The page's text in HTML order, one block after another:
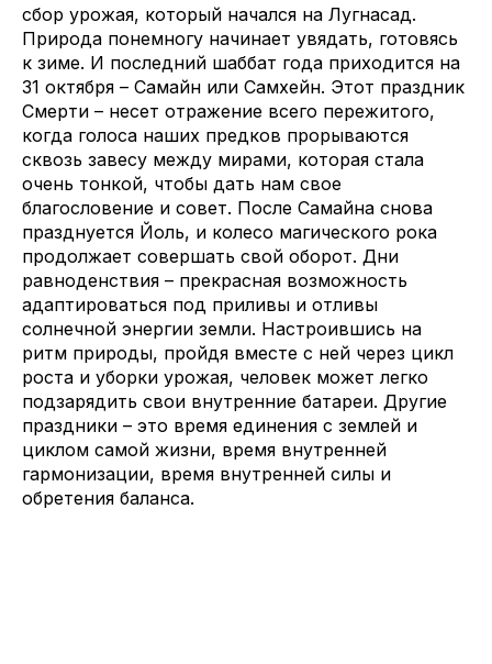
сбор урожая, который начался на Лугнасад.
Природа понемногу начинает увядать, готовясь
к зиме. И последний шаббат года приходится на
31 октября – Самайн или Самхейн. Этот праздник
Смерти – несет отражение всего пережитого,
когда голоса наших предков прорываются
сквозь завесу между мирами, которая стала
очень тонкой, чтобы дать нам свое
благословение и совет. После Самайна снова
празднуется Йоль, и колесо магического рока
продолжает совершать свой оборот. Дни
равноденствия – прекрасная возможность
адаптироваться под приливы и отливы
солнечной энергии земли. Настроившись на
ритм природы, пройдя вместе с ней через цикл
роста и уборки урожая, человек может легко
подзарядить свои внутренние батареи. Другие
праздники – это время единения с землей и
циклом самой жизни, время внутренней
гармонизации, время внутренней силы и
обретения баланса.